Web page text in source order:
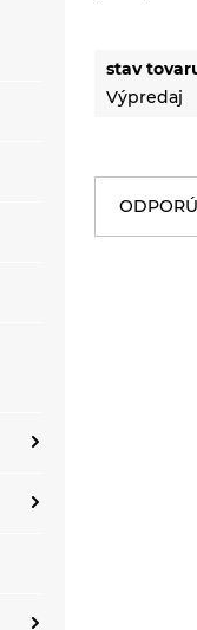
stav
Výpredaj